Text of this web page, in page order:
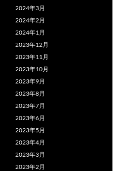
2024年3月
2024年2月
2024年1月
2023年12月
2023年11月
2023年10月
2023年9月
2023年8月
2023年7月
2023年6月
2023年5月
2023年4月
2023年3月
2023年2月